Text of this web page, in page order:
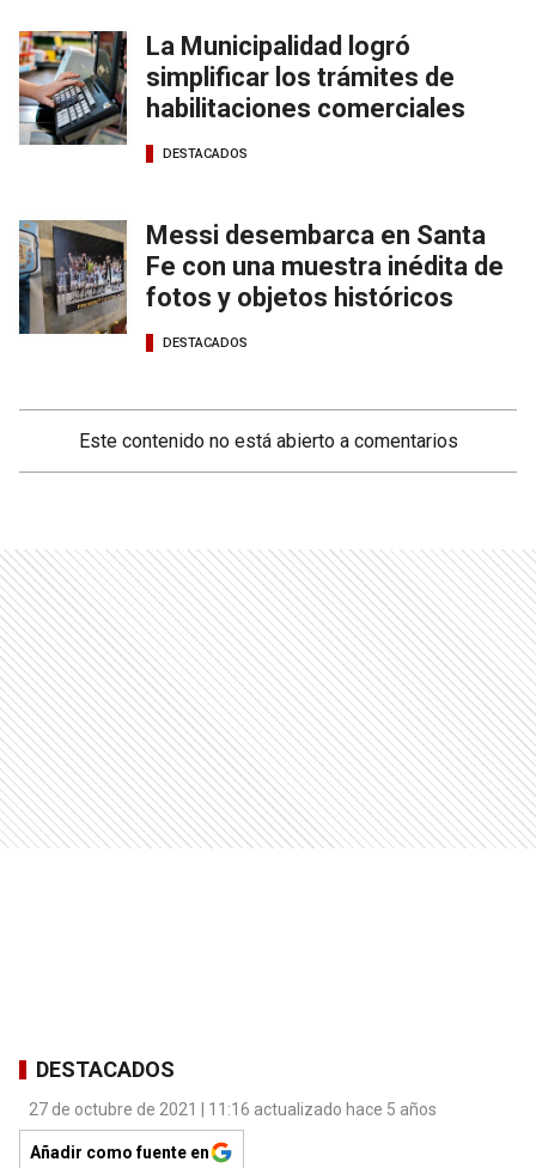
La Municipalidad logró
simplificar los trámites de
habilitaciones comerciales
DESTACADOS
Messi desembarca en Santa
Fe con una muestra inédita de
fotos y objetos históricos
DESTACADOS
Este contenido no está abierto a comentarios
DESTACADOS
27 de octubre de 2021 | 11:16 actualizado hace 5 años
Añadir como fuente en